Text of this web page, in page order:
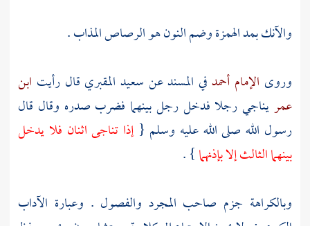
والآنك بمد الهمزة وضم النون هو الرصاص المذاب .
وروى الإمام أحمدفي المسند عن سعيد المقبري قال رأيت ابن
عمريناجي رجلا فدخل رجل بينهما فضرب صدره وقال قال
رسول الله صلى الله عليه وسلم {إذا تناجى اثنان فلا يدخل
بينهما الثالث إلا بإذنهما} .
وبالكراهة جزم صاحب المجرد والفصول . وعبارة الآداب